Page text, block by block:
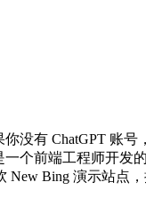
没有 ChatGPT 账
个前端工程师开发
New Bing 演示站点